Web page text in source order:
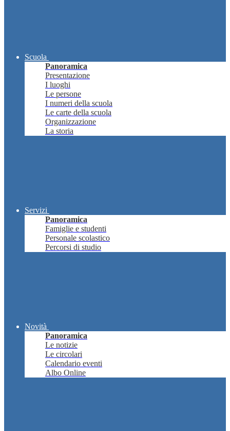
Scuola
Panoramica
Presentazione
I luoghi
Le persone
I numeri della scuola
Le carte della scuola
Organizzazione
La storia
Servizi
Panoramica
Famiglie e studenti
Personale scolastico
Percorsi di studio
Novità
Panoramica
Le notizie
Le circolari
Calendario eventi
Albo Online